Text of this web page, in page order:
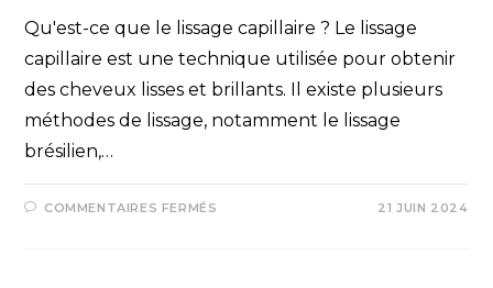
Qu'est-ce que le lissage capillaire ? Le lissage
capillaire est une technique utilisée pour obtenir
des cheveux lisses et brillants. Il existe plusieurs
méthodes de lissage, notamment le lissage
brésilien,…
COMMENTAIRES FERMÉS 21 JUIN 2024